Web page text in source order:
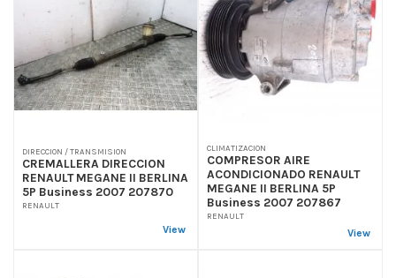
DIRECCION / TRANSMISION
CREMALLERA DIRECCION
RENAULT MEGANE II BERLINA
5P Business 2007 207870
RENAULT
View
CLIMATIZACION
COMPRESOR AIRE
ACONDICIONADO RENAULT
MEGANE II BERLINA 5P
Business 2007 207867
RENAULT
View